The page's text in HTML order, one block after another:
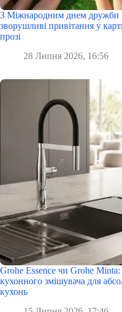
З Міжнародним днем дружби
зворушливі привітання у
прозі
28 Липня 2026, 16:56
Grohe Essence чи Grohe Minta:
кухонного змішувача для
кухонь